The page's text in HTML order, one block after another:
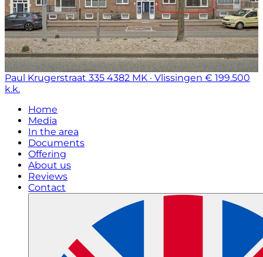
Paul Krugerstraat 335 4382 MK · Vlissingen € 199.500
k.k.
Home
Media
In the area
Documents
Offering
About us
Reviews
Contact